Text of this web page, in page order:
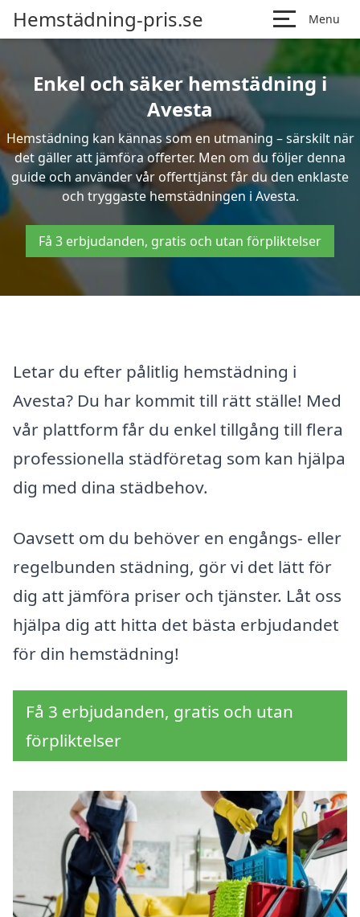
Hemstädning-pris.se Menu
Enkel och säker hemstädning i
Avesta
Hemstädning kan kännas som en utmaning – särskilt när
det gäller att jämföra offerter. Men om du följer denna
guide och använder vår offerttjänst får du den enklaste
och tryggaste hemstädningen i Avesta.
Få 3 erbjudanden, gratis och utan förpliktelser
Letar du efter pålitlig hemstädning i
Avesta? Du har kommit till rätt ställe! Med
vår plattform får du enkel tillgång till flera
professionella städföretag som kan hjälpa
dig med dina städbehov.
Oavsett om du behöver en engångs- eller
regelbunden städning, gör vi det lätt för
dig att jämföra priser och tjänster. Låt oss
hjälpa dig att hitta det bästa erbjudandet
för din hemstädning!
Få 3 erbjudanden, gratis och utan
förpliktelser